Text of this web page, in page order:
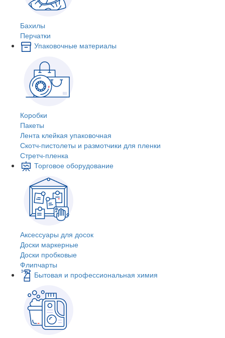
Бахилы
Перчатки
Упаковочные материалы
Коробки
Пакеты
Лента клейкая упаковочная
Скотч-пистолеты и размотчики для пленки
Стретч-пленка
Торговое оборудование
Аксессуары для досок
Доски маркерные
Доски пробковые
Флипчарты
Бытовая и профессиональная химия